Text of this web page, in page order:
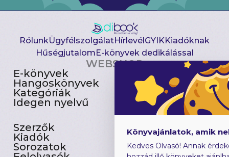
RólunkÜgyfélszolgálatHírlevélGYIKKiadóknak
HűségjutalomE-könyvek dedikálással
WEBSHOP
E-könyvek
Hangoskönyvek
Kategóriák
Idegen nyelvű
Csomagajánlatok
Akciósak
Előjegyezhetők
Újdonságok
Szerzők
Kiadók
Sorozatok
Gyerekkönyvek
Heti toplista
Ajándékutalvány
Könyvajánlatok, amik
Kedves Olvasó! Annak